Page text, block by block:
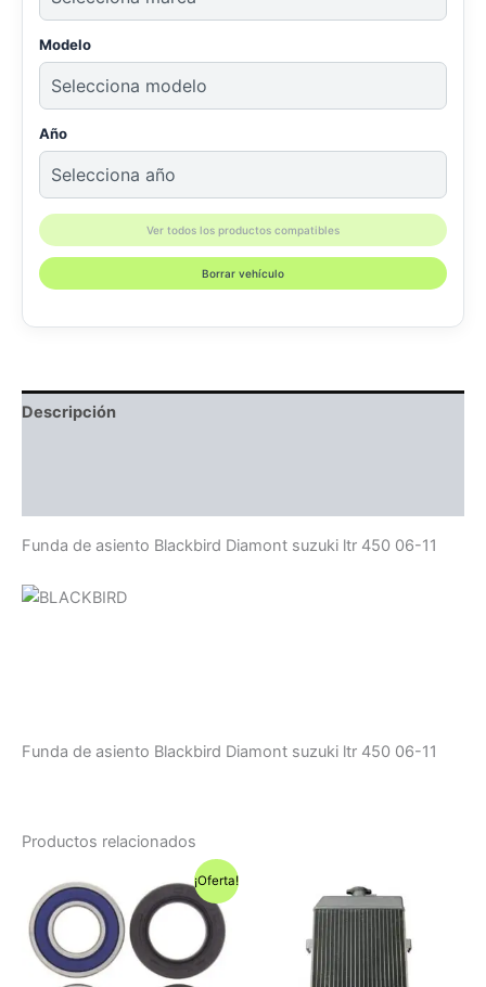
Modelo
Año
Ver todos los productos compatibles
Borrar vehículo
Descripción
Funda de asiento Blackbird Diamont suzuki ltr 450 06-11
Funda de asiento Blackbird Diamont suzuki ltr 450 06-11
Productos relacionados
¡Oferta!